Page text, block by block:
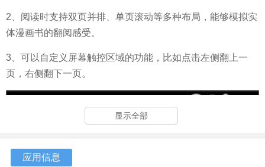
2、阅读时支持双页并排、单页滚动等多种布局，能够模拟实
体漫画书的翻阅感受。
3、可以自定义屏幕触控区域的功能，比如点击左侧翻上一
页，右侧翻下一页。
显示全部
应用信息